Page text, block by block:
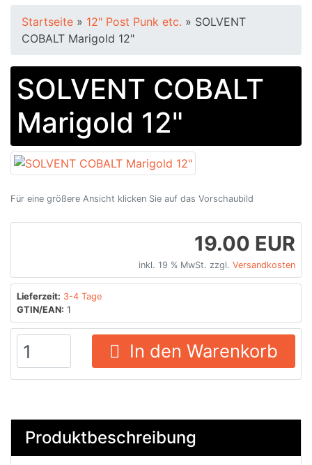
Startseite » 12" Post Punk etc. » SOLVENT
COBALT Marigold 12"
SOLVENT COBALT
Marigold 12"
Für eine größere Ansicht klicken Sie auf das Vorschaubild
19.00 EUR
inkl. 19 % MwSt. zzgl. Versandkosten
Lieferzeit: 3-4 Tage
GTIN/EAN: 1
In den Warenkorb
Produktbeschreibung